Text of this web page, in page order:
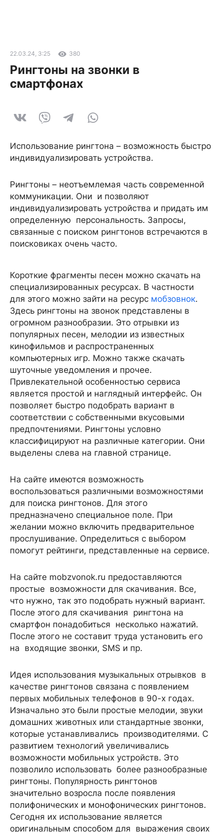
22.03.24, 3:25 380
Рингтоны на звонки в
смартфонах
Использование рингтона – возможность быстро
индивидуализировать устройства.
Рингтоны – неотъемлемая часть современной
коммуникации. Они и позволяют
индивидуализировать устройства и придать им
определенную персональность. Запросы,
связанные с поиском рингтонов встречаются в
поисковиках очень часто.
Короткие фрагменты песен можно скачать на
специализированных ресурсах. В частности
для этого можно зайти на ресурс мобзовнок.
Здесь рингтоны на звонок представлены в
огромном разнообразии. Это отрывки из
популярных песен, мелодии из известных
кинофильмов и распространенных
компьютерных игр. Можно также скачать
шуточные уведомления и прочее.
Привлекательной особенностью сервиса
является простой и наглядный интерфейс. Он
позволяет быстро подобрать вариант в
соответствии с собственными вкусовыми
предпочтениями. Рингтоны условно
классифицируют на различные категории. Они
выделены слева на главной странице.
На сайте имеются возможность
воспользоваться различными возможностями
для поиска рингтонов. Для этого
предназначено специальное поле. При
желании можно включить предварительное
прослушивание. Определиться с выбором
помогут рейтинги, представленные на сервисе.
На сайте mobzvonok.ru предоставляются
простые возможности для скачивания. Все,
что нужно, так это подобрать нужный вариант.
После этого для скачивания рингтона на
смартфон понадобиться несколько нажатий.
После этого не составит труда установить его
на входящие звонки, SMS и пр.
Идея использования музыкальных отрывков в
качестве рингтонов связана с появлением
первых мобильных телефонов в 90-х годах.
Изначально это были простые мелодии, звуки
домашних животных или стандартные звонки,
которые устанавливались производителями. С
развитием технологий увеличивались
возможности мобильных устройств. Это
позволило использовать более разнообразные
рингтоны. Популярность рингтонов
значительно возросла после появления
полифонических и монофонических рингтонов.
Сегодня их использование является
оригинальным способом для выражения своих